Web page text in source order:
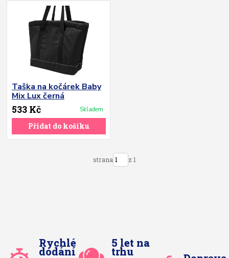
Taška na kočárek Baby
Mix Lux černá
533 Kč Skladem
Přidat do košíku
strana z 1
Rychlé
dodání
5 let na
trhu